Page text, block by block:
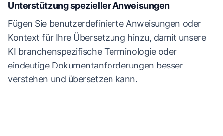
Unterstützung spezieller Anweisungen
Fügen Sie benutzerdefinierte Anweisungen oder
Kontext für Ihre Übersetzung hinzu, damit unsere
KI branchenspezifische Terminologie oder
eindeutige Dokumentanforderungen besser
verstehen und übersetzen kann.